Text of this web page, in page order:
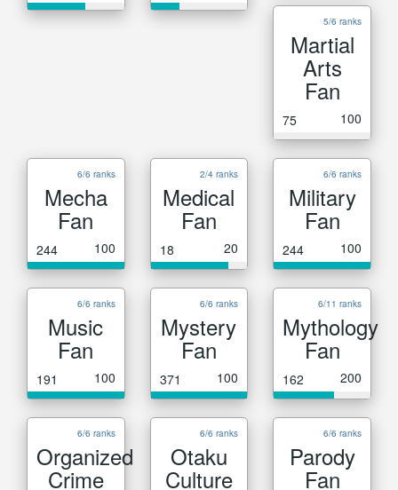
5/6 ranks
Martial
Arts
Fan
75 100
6/6 ranks
Mecha
Fan
244 100
2/4 ranks
Medical
Fan
18 20
6/6 ranks
Military
Fan
244 100
6/6 ranks
Music
Fan
191 100
6/6 ranks
Mystery
Fan
371 100
6/11 ranks
Mythology
Fan
162 200
6/6 ranks
Organized
Crime
6/6 ranks
Otaku
Culture
6/6 ranks
Parody
Fan